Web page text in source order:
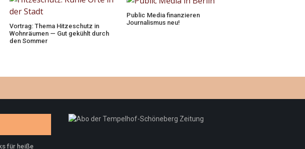
Vortrag: Thema Hitzeschutz in
Wohnräumen — Gut gekühlt durch
den Sommer
Public Media finanzieren
Journalismus neu!
für heiße